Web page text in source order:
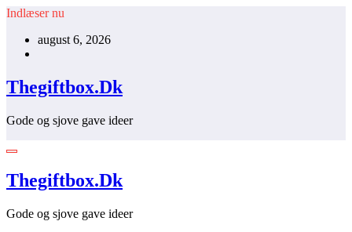
Videre
indhold
Indlæser nu
august 6, 2026
Thegiftbox.Dk
Gode og sjove gave ideer
Thegiftbox.Dk
Gode og sjove gave ideer